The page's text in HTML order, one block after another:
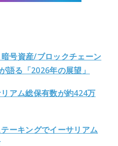
号資産/ブロックチェーン
語る「2026年の展望」
アム総保有数が約424万
ーキングでイーサリアム